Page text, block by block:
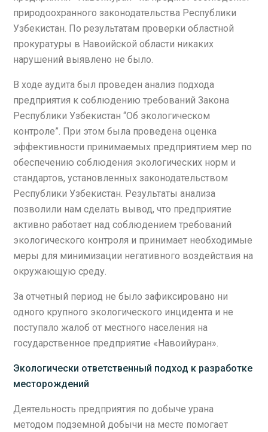
природоохранного законодательства Республики
Узбекистан. По результатам проверки областной
прокуратуры в Навоийской области никаких
нарушений выявлено не было.
В ходе аудита был проведен анализ подхода
предприятия к соблюдению требований Закона
Республики Узбекистан “Об экологическом
контроле”. При этом была проведена оценка
эффективности принимаемых предприятием мер по
обеспечению соблюдения экологических норм и
стандартов, установленных законодательством
Республики Узбекистан. Результаты анализа
позволили нам сделать вывод, что предприятие
активно работает над соблюдением требований
экологического контроля и принимает необходимые
меры для минимизации негативного воздействия на
окружающую среду.
За отчетный период не было зафиксировано ни
одного крупного экологического инцидента и не
поступало жалоб от местного населения на
государственное предприятие «Навоийуран».
Экологически ответственный подход к разработке
месторождений
Деятельность предприятия по добыче урана
методом подземной добычи на месте помогает